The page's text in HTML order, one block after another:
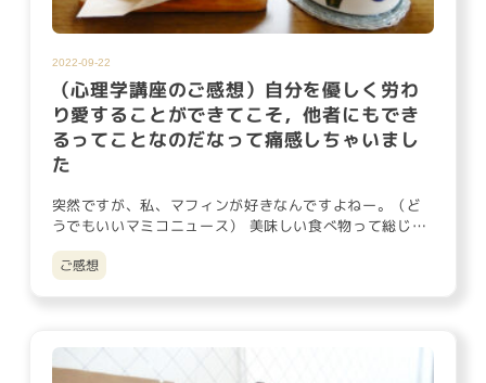
2022-09-22
（心理学講座のご感想）自分を優しく労わ
り愛することができてこそ，他者にもでき
るってことなのだなって痛感しちゃいまし
た
突然ですが、私、マフィンが好きなんですよねー。（ど
うでもいいマミコニュース） 美味しい食べ物って総じて
「痩せにくいという…
ご感想